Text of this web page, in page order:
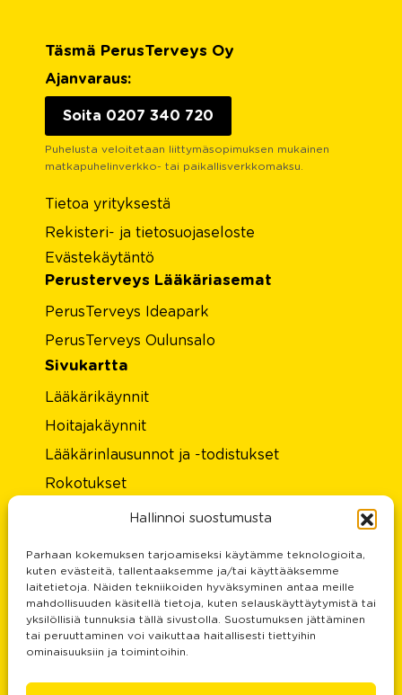
Hallinnoi suostumusta
Parhaan kokemuksen tarjoamiseksi käytämme teknologioita,
kuten evästeitä, tallentaaksemme ja/tai käyttääksemme
laitetietoja. Näiden tekniikoiden hyväksyminen antaa meille
mahdollisuuden käsitellä tietoja, kuten selauskäyttäytymistä tai
yksilöllisiä tunnuksia tällä sivustolla. Suostumuksen jättäminen
tai peruuttaminen voi vaikuttaa haitallisesti tiettyihin
ominaisuuksiin ja toimintoihin.
Täsmä PerusTerveys Oy
Ajanvaraus:
Soita 0207 340 720
Puhelusta veloitetaan liittymäsopimuksen mukainen
matkapuhelinverkko- tai paikallisverkkomaksu.
Tietoa yrityksestä
Rekisteri- ja tietosuojaseloste
Evästekäytäntö
Perusterveys Lääkäriasemat
PerusTerveys Ideapark
PerusTerveys Oulunsalo
Sivukartta
Lääkärikäynnit
Hoitajakäynnit
Lääkärinlausunnot ja -todistukset
Rokotukset
Tietoa meistä
Rekisteri- ja tietosuojaseloste
Palautteesi on meille tärkeä
Yhteystiedot
Doctors services and prices